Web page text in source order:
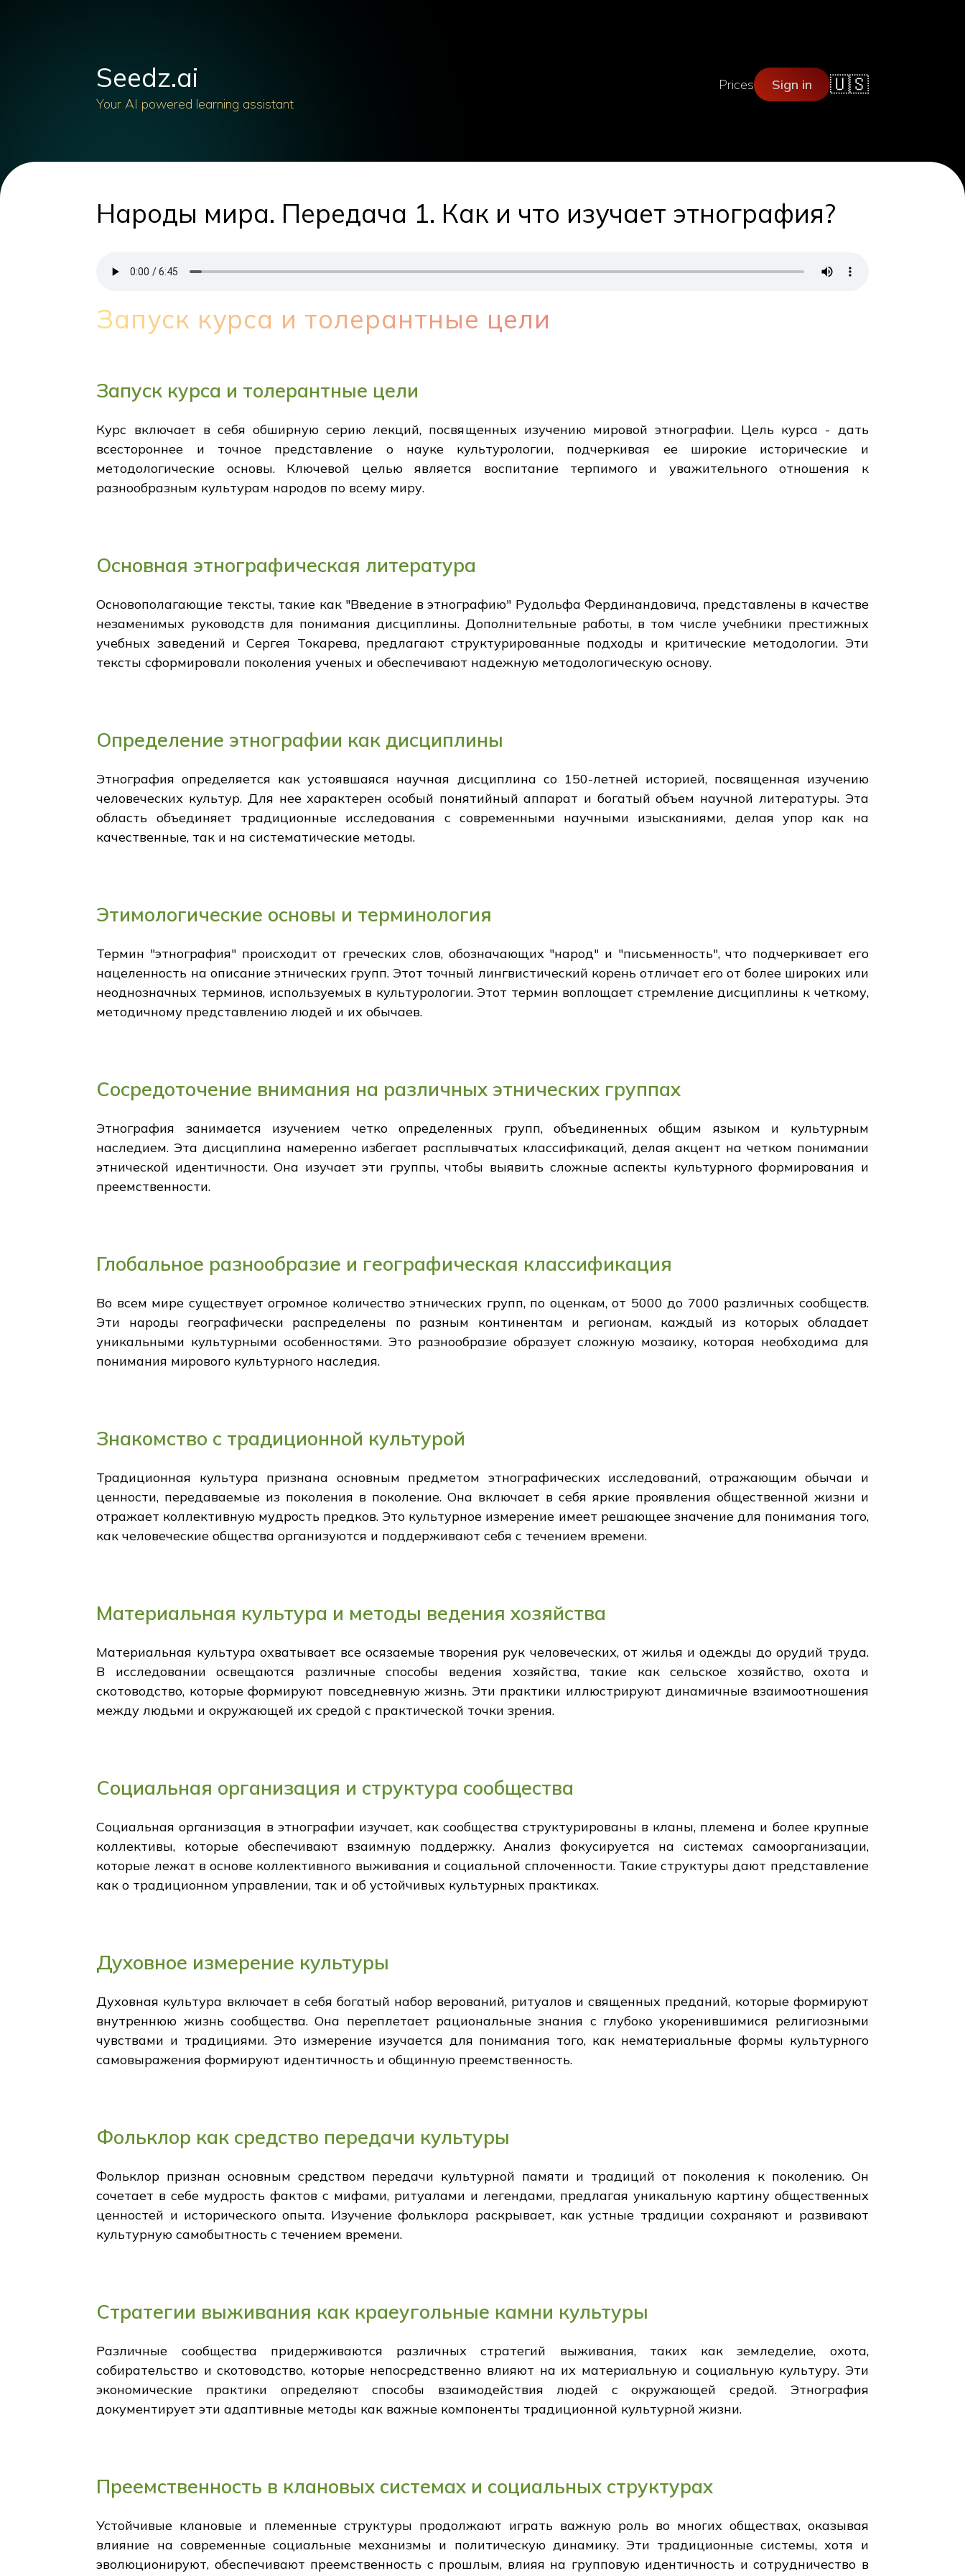
Seedz.ai
Your AI powered learning assistant
Prices Sign in 🇺🇸
Народы мира. Передача 1. Как и что изучает этнография?
Запуск курса и толерантные цели
Запуск курса и толерантные цели
Курс включает в себя обширную серию лекций, посвященных изучению мировой этнографии. Цель курса - дать
всестороннее и точное представление о науке культурологии, подчеркивая ее широкие исторические и
методологические основы. Ключевой целью является воспитание терпимого и уважительного отношения к
разнообразным культурам народов по всему миру.
Основная этнографическая литература
Основополагающие тексты, такие как "Введение в этнографию" Рудольфа Фердинандовича, представлены в качестве
незаменимых руководств для понимания дисциплины. Дополнительные работы, в том числе учебники престижных
учебных заведений и Сергея Токарева, предлагают структурированные подходы и критические методологии. Эти
тексты сформировали поколения ученых и обеспечивают надежную методологическую основу.
Определение этнографии как дисциплины
Этнография определяется как устоявшаяся научная дисциплина со 150-летней историей, посвященная изучению
человеческих культур. Для нее характерен особый понятийный аппарат и богатый объем научной литературы. Эта
область объединяет традиционные исследования с современными научными изысканиями, делая упор как на
качественные, так и на систематические методы.
Этимологические основы и терминология
Термин "этнография" происходит от греческих слов, обозначающих "народ" и "письменность", что подчеркивает его
нацеленность на описание этнических групп. Этот точный лингвистический корень отличает его от более широких или
неоднозначных терминов, используемых в культурологии. Этот термин воплощает стремление дисциплины к четкому,
методичному представлению людей и их обычаев.
Сосредоточение внимания на различных этнических группах
Этнография занимается изучением четко определенных групп, объединенных общим языком и культурным
наследием. Эта дисциплина намеренно избегает расплывчатых классификаций, делая акцент на четком понимании
этнической идентичности. Она изучает эти группы, чтобы выявить сложные аспекты культурного формирования и
преемственности.
Глобальное разнообразие и географическая классификация
Во всем мире существует огромное количество этнических групп, по оценкам, от 5000 до 7000 различных сообществ.
Эти народы географически распределены по разным континентам и регионам, каждый из которых обладает
уникальными культурными особенностями. Это разнообразие образует сложную мозаику, которая необходима для
понимания мирового культурного наследия.
Знакомство с традиционной культурой
Традиционная культура признана основным предметом этнографических исследований, отражающим обычаи и
ценности, передаваемые из поколения в поколение. Она включает в себя яркие проявления общественной жизни и
отражает коллективную мудрость предков. Это культурное измерение имеет решающее значение для понимания того,
как человеческие общества организуются и поддерживают себя с течением времени.
Материальная культура и методы ведения хозяйства
Материальная культура охватывает все осязаемые творения рук человеческих, от жилья и одежды до орудий труда.
В исследовании освещаются различные способы ведения хозяйства, такие как сельское хозяйство, охота и
скотоводство, которые формируют повседневную жизнь. Эти практики иллюстрируют динамичные взаимоотношения
между людьми и окружающей их средой с практической точки зрения.
Социальная организация и структура сообщества
Социальная организация в этнографии изучает, как сообщества структурированы в кланы, племена и более крупные
коллективы, которые обеспечивают взаимную поддержку. Анализ фокусируется на системах самоорганизации,
которые лежат в основе коллективного выживания и социальной сплоченности. Такие структуры дают представление
как о традиционном управлении, так и об устойчивых культурных практиках.
Духовное измерение культуры
Духовная культура включает в себя богатый набор верований, ритуалов и священных преданий, которые формируют
внутреннюю жизнь сообщества. Она переплетает рациональные знания с глубоко укоренившимися религиозными
чувствами и традициями. Это измерение изучается для понимания того, как нематериальные формы культурного
самовыражения формируют идентичность и общинную преемственность.
Фольклор как средство передачи культуры
Фольклор признан основным средством передачи культурной памяти и традиций от поколения к поколению. Он
сочетает в себе мудрость фактов с мифами, ритуалами и легендами, предлагая уникальную картину общественных
ценностей и исторического опыта. Изучение фольклора раскрывает, как устные традиции сохраняют и развивают
культурную самобытность с течением времени.
Стратегии выживания как краеугольные камни культуры
Различные сообщества придерживаются различных стратегий выживания, таких как земледелие, охота,
собирательство и скотоводство, которые непосредственно влияют на их материальную и социальную культуру. Эти
экономические практики определяют способы взаимодействия людей с окружающей средой. Этнография
документирует эти адаптивные методы как важные компоненты традиционной культурной жизни.
Преемственность в клановых системах и социальных структурах
Устойчивые клановые и племенные структуры продолжают играть важную роль во многих обществах, оказывая
влияние на современные социальные механизмы и политическую динамику. Эти традиционные системы, хотя и
эволюционируют, обеспечивают преемственность с прошлым, влияя на групповую идентичность и сотрудничество в